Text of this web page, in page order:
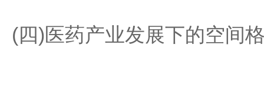
(四)医药产业发展下的空间